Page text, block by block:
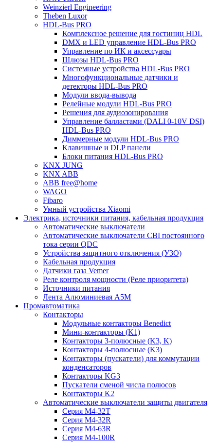
Weinzierl Engineering
Theben Luxor
HDL-Bus PRO
Комплексное решение для гостиниц HDL
DMX и LED управление HDL-Bus PRO
Управление по ИК и аксессуары
Шлюзы HDL-Bus PRO
Системные устройства HDL-Bus PRO
Многофункциональные датчики и
детекторы HDL-Bus PRO
Модули ввода-вывода
Релейные модули HDL-Bus PRO
Решения для аудиозонирования
Управление балластами (DALI 0-10V DSI)
HDL-Bus PRO
Диммерные модули HDL-Bus PRO
Клавишные и DLP панели
Блоки питания HDL-Bus PRO
KNX JUNG
KNX ABB
ABB free@home
WAGO
Fibaro
Умный устройства Xiaomi
Электрика, источники питания, кабельная продукция
Автоматические выключатели
Автоматические выключатели CBI постоянного
тока серии QDC
Устройства защитного отключения (УЗО)
Кабельная продукция
Датчики газа Vemer
Реле контроля мощности (Реле приоритета)
Источники питания
Лента Алюминиевая А5М
Промавтоматика
Контакторы
Модульные контакторы Benedict
Мини-контакторы (K1)
Контакторы 3-полюсные (K3, K)
Контакторы 4-полюсные (K3)
Контакторы (пускатели) для коммутации
конденсаторов
Контакторы KG3
Пускатели сменой числа полюсов
Контакторы K2
Автоматические выключатели защиты двигателя
Серия M4-32T
Серия M4-32R
Серия M4-63R
Серия M4-100R